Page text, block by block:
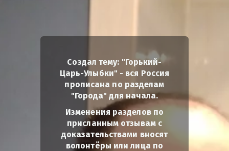
Создал тему: "Горький-
Царь-Улыбки" - вся Россия
прописана по разделам
"Города" для начала.
Изменения разделов по
присланным отзывам с
доказательствами вносят
волонтёры или лица по